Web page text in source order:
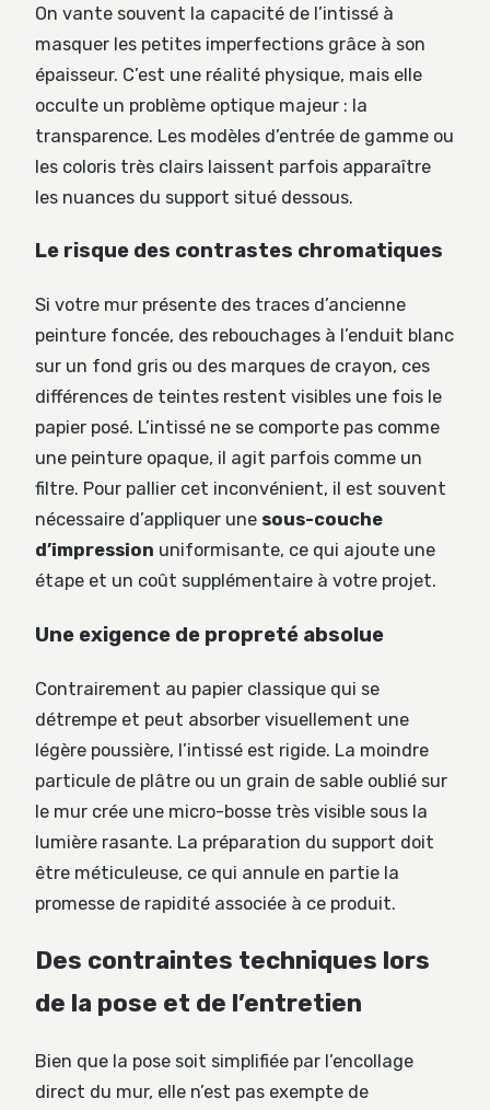
On vante souvent la capacité de l’intissé à
masquer les petites imperfections grâce à son
épaisseur. C’est une réalité physique, mais elle
occulte un problème optique majeur : la
transparence. Les modèles d’entrée de gamme ou
les coloris très clairs laissent parfois apparaître
les nuances du support situé dessous.
Le risque des contrastes chromatiques
Si votre mur présente des traces d’ancienne
peinture foncée, des rebouchages à l’enduit blanc
sur un fond gris ou des marques de crayon, ces
différences de teintes restent visibles une fois le
papier posé. L’intissé ne se comporte pas comme
une peinture opaque, il agit parfois comme un
filtre. Pour pallier cet inconvénient, il est souvent
nécessaire d’appliquer une sous-couche
d’impression uniformisante, ce qui ajoute une
étape et un coût supplémentaire à votre projet.
Une exigence de propreté absolue
Contrairement au papier classique qui se
détrempe et peut absorber visuellement une
légère poussière, l’intissé est rigide. La moindre
particule de plâtre ou un grain de sable oublié sur
le mur crée une micro-bosse très visible sous la
lumière rasante. La préparation du support doit
être méticuleuse, ce qui annule en partie la
promesse de rapidité associée à ce produit.
Des contraintes techniques lors
de la pose et de l’entretien
Bien que la pose soit simplifiée par l’encollage
direct du mur, elle n’est pas exempte de